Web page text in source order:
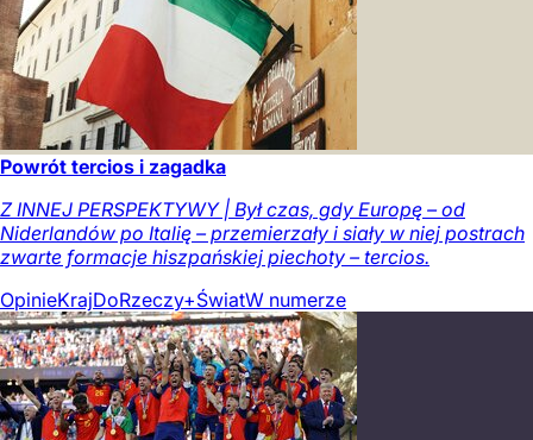
Powrót tercios i zagadka
Z INNEJ PERSPEKTYWY | Był czas, gdy Europę – od
Niderlandów po Italię – przemierzały i siały w niej postrach
zwarte formacje hiszpańskiej piechoty – tercios.
OpinieKrajDoRzeczy+ŚwiatW numerze